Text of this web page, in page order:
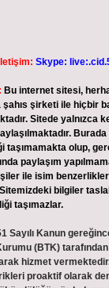
Skype:
Bu internet sitesi,
şirketi ile hiçbir
Sitede yalnızca
taşımamakta olup,
paylaşım
ile isim
bilgiler
taşımazlar.
Sayılı Kanun
(BTK)
hizmet
proaktif olarak